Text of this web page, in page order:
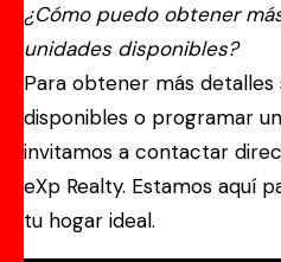
¿Cómo puedo obtener
unidades disponibles?
Para obtener más detalles
disponibles o programar
invitamos a contactar
eXp Realty. Estamos aquí
tu hogar ideal.